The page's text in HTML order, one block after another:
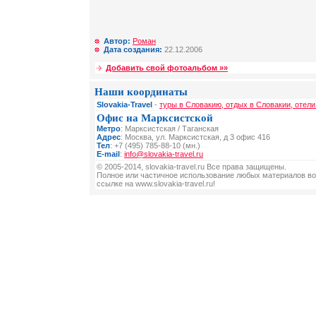
Автор: Роман
Дата создания: 22.12.2006
Добавить свой фотоальбом »»
Наши координаты
Slovakia-Travel - туры в Словакию, отдых в Словакии,
Офис на Марксистской
Метро: Марксистская / Таганская
Адрес: Москва, ул. Марксистская, д 3 офис 416
Тел: +7 (495) 785-88-10 (мн.)
E-mail: info@slovakia-travel.ru
© 2005-2014, slovakia-travel.ru Все права защищены.
Полное или частичное использование любых материалов
ссылке на www.slovakia-travel.ru!